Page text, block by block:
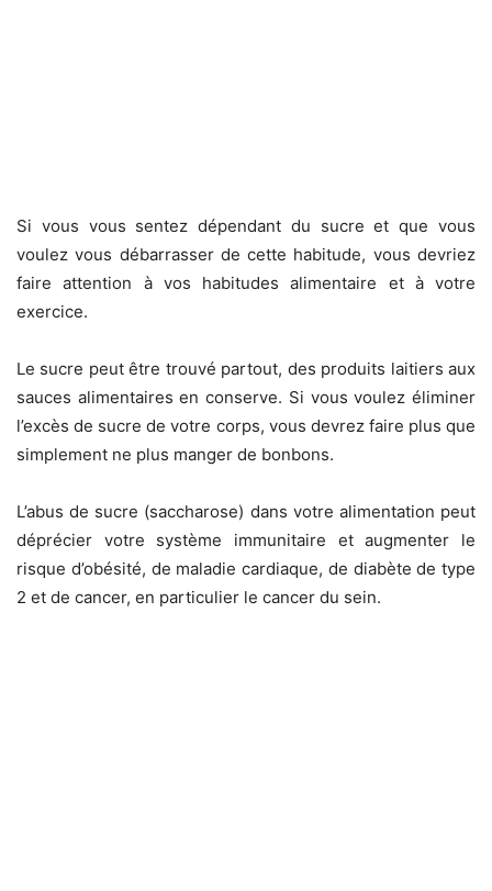
Si vous vous sentez dépendant du sucre et que vous
voulez vous débarrasser de cette habitude, vous devriez
faire attention à vos habitudes alimentaire et à votre
exercice.
Le sucre peut être trouvé partout, des produits laitiers aux
sauces alimentaires en conserve. Si vous voulez éliminer
l’excès de sucre de votre corps, vous devrez faire plus que
simplement ne plus manger de bonbons.
L’abus de sucre (saccharose) dans votre alimentation peut
déprécier votre système immunitaire et augmenter le
risque d’obésité, de maladie cardiaque, de diabète de type
2 et de cancer, en particulier le cancer du sein.